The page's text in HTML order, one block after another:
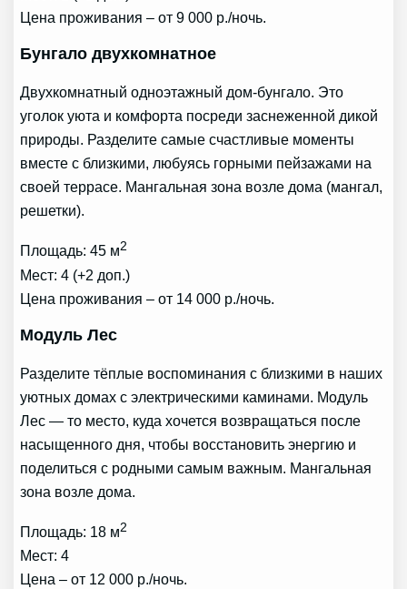
Цена проживания – от 9 000 р./ночь.
Бунгало двухкомнатное
Двухкомнатный одноэтажный дом-бунгало. Это
уголок уюта и комфорта посреди заснеженной дикой
природы. Разделите самые счастливые моменты
вместе с близкими, любуясь горными пейзажами на
своей террасе. Мангальная зона возле дома (мангал,
решетки).
Площадь: 45 м2
Мест: 4 (+2 доп.)
Цена проживания – от 14 000 р./ночь.
Модуль Лес
Разделите тёплые воспоминания с близкими в наших
уютных домах с электрическими каминами. Модуль
Лес — то место, куда хочется возвращаться после
насыщенного дня, чтобы восстановить энергию и
поделиться с родными самым важным. Мангальная
зона возле дома.
Площадь: 18 м2
Мест: 4
Цена – от 12 000 р./ночь.